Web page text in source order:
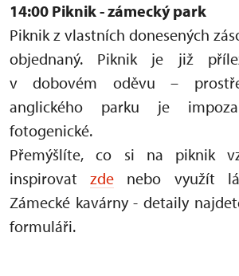
14:00 Piknik - zámecký park
Piknik z vlastních donesených
objednaný. Piknik je již
v dobovém oděvu –
anglického parku je
fotogenické.
Přemýšlíte, co si na piknik
inspirovatzde nebo využít
Zámecké kavárny - detaily
formuláři.